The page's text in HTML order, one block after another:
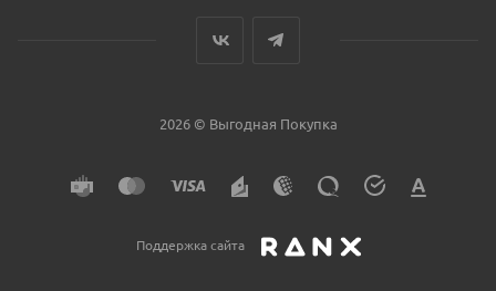
2026 © Выгодная Покупка
Поддержка сайта